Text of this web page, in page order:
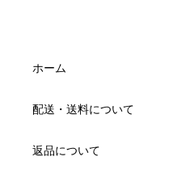
ホーム
配送・送料について
返品について